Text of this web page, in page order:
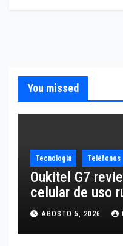
You missed
Tecnología Teléfonos
Oukitel G7
celular de uso
10,600 mAh
AGOSTO 5, 2026